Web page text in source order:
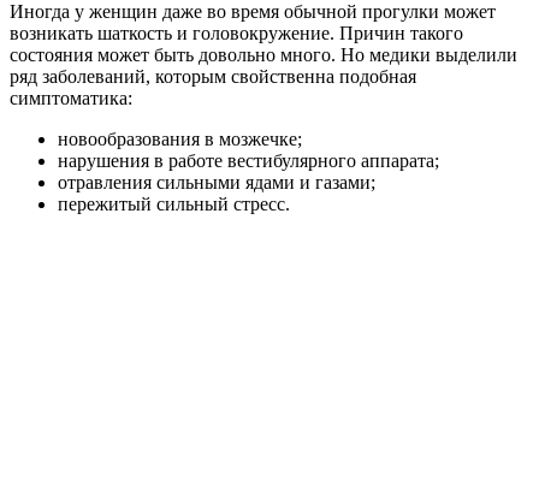
Иногда у женщин даже во время обычной прогулки может
возникать шаткость и головокружение. Причин такого
состояния может быть довольно много. Но медики выделили
ряд заболеваний, которым свойственна подобная
симптоматика:
новообразования в мозжечке;
нарушения в работе вестибулярного аппарата;
отравления сильными ядами и газами;
пережитый сильный стресс.